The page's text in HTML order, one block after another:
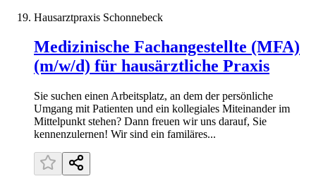
Hausarztpraxis Schonnebeck
Medizinische Fachangestellte (MFA)
(m/w/d) für hausärztliche Praxis
Sie suchen einen Arbeitsplatz, an dem der persönliche
Umgang mit Patienten und ein kollegiales Miteinander im
Mittelpunkt stehen? Dann freuen wir uns darauf, Sie
kennenzulernen! Wir sind ein familäres...